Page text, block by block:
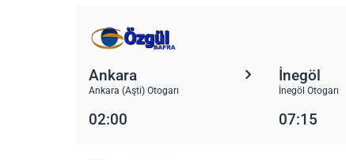
Ankara
Ankara (Aşti) Otogarı
İnegöl
İnegöl Otogarı
02:00 07:15